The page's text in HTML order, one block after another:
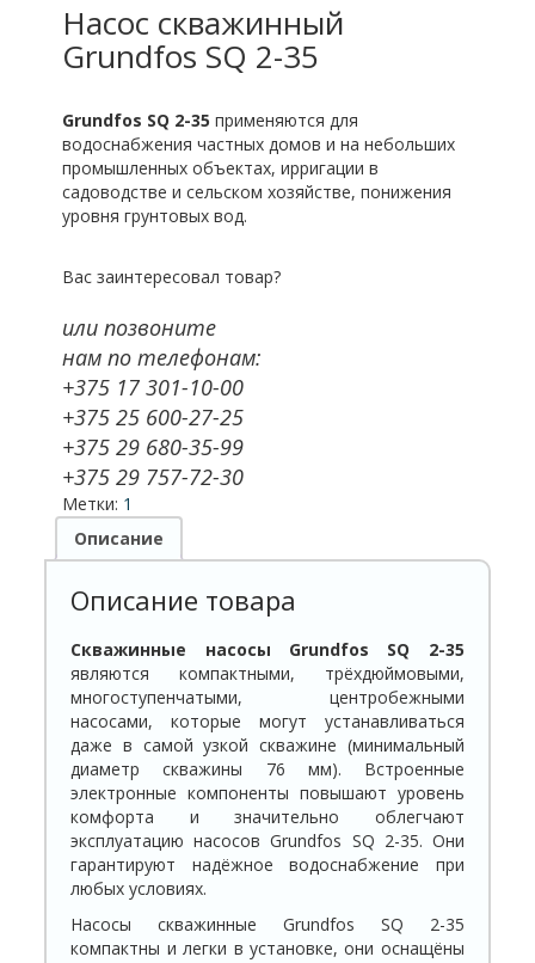
Насос скважинный
Grundfos SQ 2-35
Grundfos SQ 2-35применяются для
водоснабжения частных домов и на небольших
промышленных объектах, ирригации в
садоводстве и сельском хозяйстве, понижения
уровня грунтовых вод.
Вас заинтересовал товар?
или позвоните
нам по телефонам:
+375 17 301-10-00
+375 25 600-27-25
+375 29 680-35-99
+375 29 757-72-30
Метки: 1
Описание
Описание товара
Скважинные насосы Grundfos SQ 2-35
являются компактными, трёхдюймовыми,
многоступенчатыми, центробежными
насосами, которые могут устанавливаться
даже в самой узкой скважине (минимальный
диаметр скважины 76 мм). Встроенные
электронные компоненты повышают уровень
комфорта и значительно облегчают
эксплуатацию насосов Grundfos SQ 2-35. Они
гарантируют надёжное водоснабжение при
любых условиях.
Насосы скважинные Grundfos SQ 2-35
компактны и легки в установке, они оснащёны